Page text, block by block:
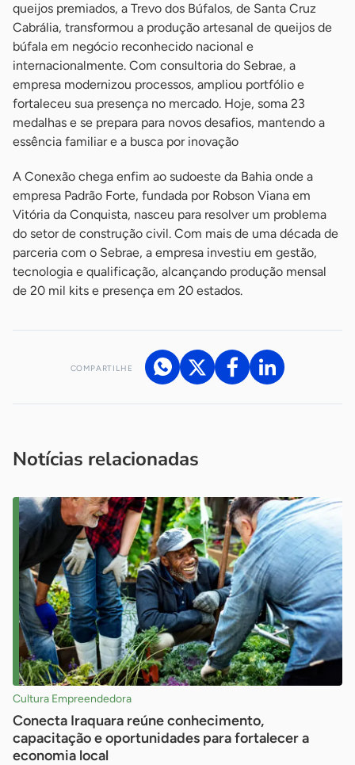
queijos premiados, a Trevo dos Búfalos, de Santa Cruz
Cabrália, transformou a produção artesanal de queijos de
búfala em negócio reconhecido nacional e
internacionalmente. Com consultoria do Sebrae, a
empresa modernizou processos, ampliou portfólio e
fortaleceu sua presença no mercado. Hoje, soma 23
medalhas e se prepara para novos desafios, mantendo a
essência familiar e a busca por inovação
A Conexão chega enfim ao sudoeste da Bahia onde a
empresa Padrão Forte, fundada por Robson Viana em
Vitória da Conquista, nasceu para resolver um problema
do setor de construção civil. Com mais de uma década de
parceria com o Sebrae, a empresa investiu em gestão,
tecnologia e qualificação, alcançando produção mensal
de 20 mil kits e presença em 20 estados.
COMPARTILHE
Notícias relacionadas
Cultura Empreendedora
Conecta Iraquara reúne conhecimento,
capacitação e oportunidades para fortalecer a
economia local